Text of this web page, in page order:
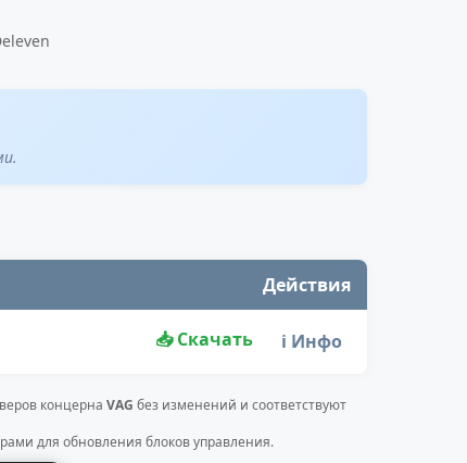
Действия
📥 Скачать ℹ️ Инфо
концерна VAG без изменений и соответствуют
для обновления блоков управления.